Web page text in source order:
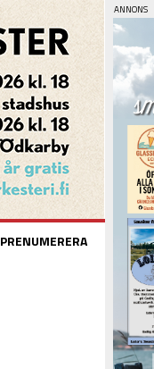
PRENUMERERA